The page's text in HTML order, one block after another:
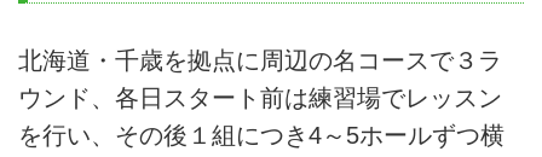
北海道・千歳を拠点に周辺の名コースで３ラ
ウンド、各日スタート前は練習場でレッスン
を行い、その後１組につき4～5ホールずつ横